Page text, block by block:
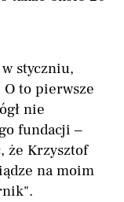
styczniu,
to pierwsze
nie
fundacji –
że Krzysztof
na moim